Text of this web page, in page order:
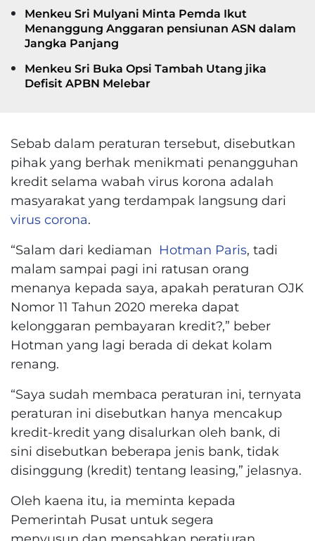
Menkeu Sri Mulyani Minta Pemda Ikut
Menanggung Anggaran pensiunan ASN dalam
Jangka Panjang
Menkeu Sri Buka Opsi Tambah Utang jika
Defisit APBN Melebar
Sebab dalam peraturan tersebut, disebutkan
pihak yang berhak menikmati penangguhan
kredit selama wabah virus korona adalah
masyarakat yang terdampak langsung dari
virus corona.
“Salam dari kediaman Hotman Paris, tadi
malam sampai pagi ini ratusan orang
menanya kepada saya, apakah peraturan OJK
Nomor 11 Tahun 2020 mereka dapat
kelonggaran pembayaran kredit?,” beber
Hotman yang lagi berada di dekat kolam
renang.
“Saya sudah membaca peraturan ini, ternyata
peraturan ini disebutkan hanya mencakup
kredit-kredit yang disalurkan oleh bank, di
sini disebutkan beberapa jenis bank, tidak
disinggung (kredit) tentang leasing,” jelasnya.
Oleh kaena itu, ia meminta kepada
Pemerintah Pusat untuk segera